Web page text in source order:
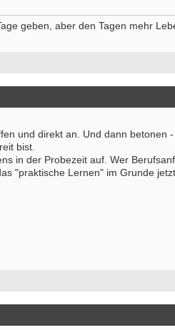
geben, aber den Tagen mehr
und direkt an. Und dann betonen
bist.
in der Probezeit auf. Wer
"praktische Lernen" im Grunde
September 2026
Berlin/ Mitte